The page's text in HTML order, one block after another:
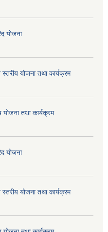
योजना
योजना तथा कार्यक्रम
तथा कार्यक्रम
योजना
योजना तथा कार्यक्रम